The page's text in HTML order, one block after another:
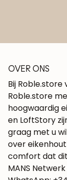
OVER ONS
Bij
Roble.store
hoogwaardig
en LoftStory
graag met u
over
comfort dat dit
MANS Netwerk